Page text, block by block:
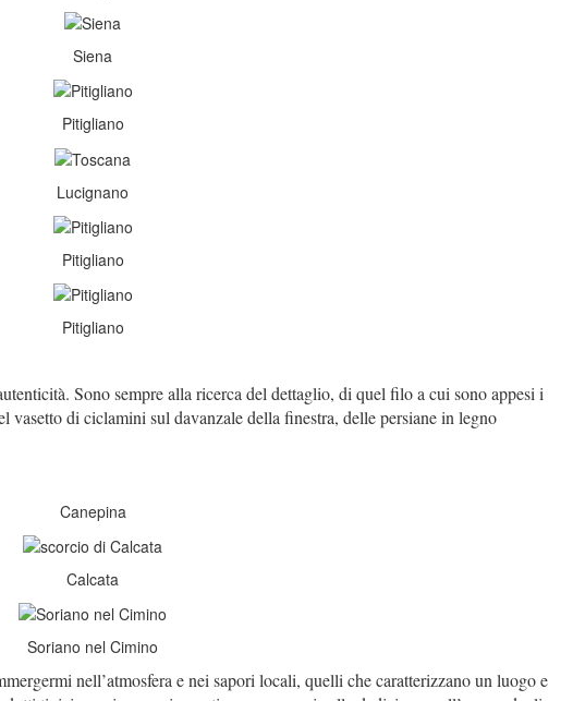
Siena
Pitigliano
Lucignano
Pitigliano
Pitigliano
Sono sempre alla ricerca del dettaglio, di quel filo a cui sono appesi i
di ciclamini sul davanzale della finestra, delle persiane in legno
Canepina
Calcata
Soriano nel Cimino
nell’atmosfera e nei sapori locali, quelli che caratterizzano un luogo e